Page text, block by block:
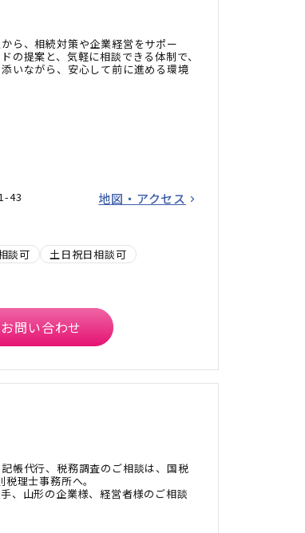
ら、相続対策や企業経営をサポー
の提案と、気軽に相談できる体制で、
いながら、安心して前に進める環境
43 地図・アクセス
談可
土日祝日相談可
問い合わせ
帳代行、税務調査のご相談は、国税
理士事務所へ。
、山形の企業様、経営者様のご相談